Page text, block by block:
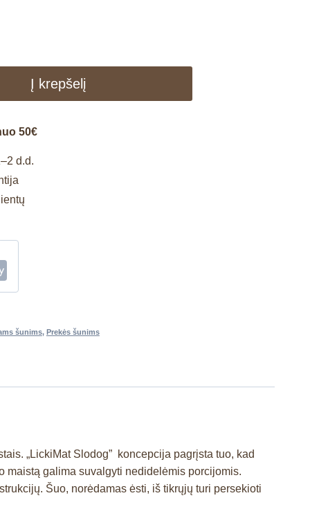
Į krepšelį
50€
d.d.
šunims, Prekės šunims
„LickiMat Slodog” koncepcija pagrįsta tuo, kad
maistą galima suvalgyti nedidelėmis porcijomis.
Šuo, norėdamas ėsti, iš tikrųjų turi persekioti